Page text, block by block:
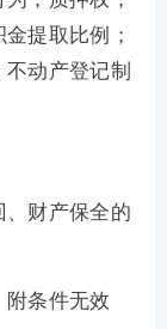
提取比例；
动产登记制
、财产保全的
附条件无效